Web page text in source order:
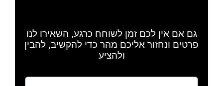
גם אם אין לכם זמן לשוחח כרגע, השאירו לנו
פרטים ונחזור אליכם מהר כדי להקשיב, להבין
ולהציע